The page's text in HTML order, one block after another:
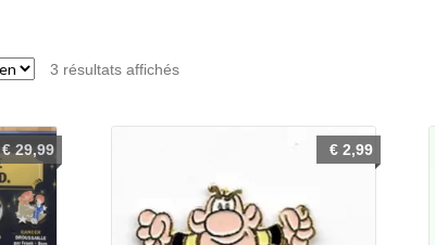
3 résultats affichésTrié
plus
ancien
€29,99 €2,99